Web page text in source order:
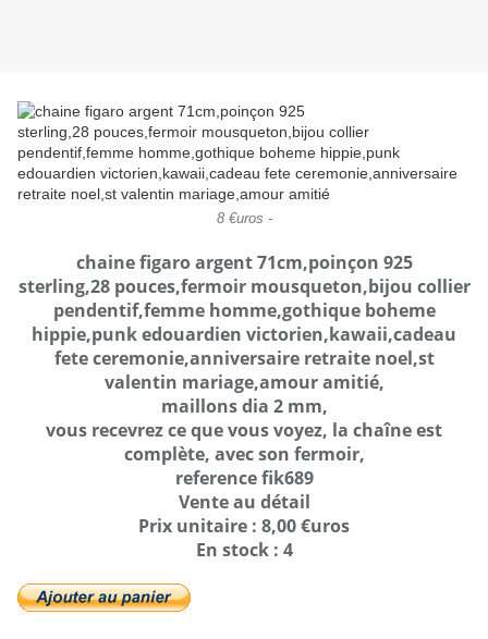
8 €uros -
chaine figaro argent 71cm,poinçon 925
sterling,28 pouces,fermoir mousqueton,bijou collier
pendentif,femme homme,gothique boheme
hippie,punk edouardien victorien,kawaii,cadeau
fete ceremonie,anniversaire retraite noel,st
valentin mariage,amour amitié,
maillons dia 2 mm,
vous recevrez ce que vous voyez, la chaîne est
complète, avec son fermoir,
reference fik689
Vente au détail
Prix unitaire : 8,00 €uros
En stock : 4